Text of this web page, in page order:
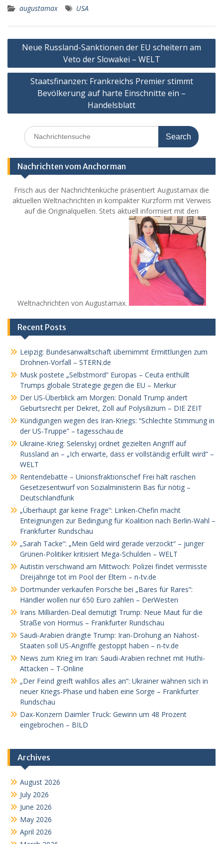
augustamax USA
Post
Neue Russland-Sanktionen der EU scheitern am
Veto der Slowakei – WELT
Staatsfinanzen: Frankreichs Premier stimmt
Bevölkerung auf harte Einschnitte ein –
Handelsblatt
Search
for:
Nachrichten vom Anchorman
Frisch aus der Nachrichtenküche präsentiert Augustamax die
aktuellen Weltnachrichten in kompakter Kurzform mit Verweis
auf die Originalquellen. Stets aktuell informiert mit den
Weltnachrichten von Augustamax.
Recent Posts
Leipzig: Bundesanwaltschaft übernimmt Ermittlungen zum
Drohnen-Vorfall – STERN.de
Musk postete „Selbstmord“ Europas – Ceuta enthüllt
Trumps globale Strategie gegen die EU – Merkur
Der US-Überblick am Morgen: Donald Trump ändert
Geburtsrecht per Dekret, Zoll auf Polysilizium – DIE ZEIT
Kündigungen wegen des Iran-Kriegs: “Schlechte Stimmung in
der US-Truppe” – tagesschau.de
Ukraine-Krieg: Selenskyj ordnet gezielten Angriff auf
Russland an – „Ich erwarte, dass er vollständig erfüllt wird“ –
WELT
Rentendebatte – Unionsfraktionschef Frei hält raschen
Gesetzesentwurf von Sozialministerin Bas für nötig –
Deutschlandfunk
„Überhaupt gar keine Frage“: Linken-Chefin macht
Enteignungen zur Bedingung für Koalition nach Berlin-Wahl –
Frankfurter Rundschau
„Sarah Tacke“: „Mein Geld wird gerade verzockt“ – junger
Grünen-Politiker kritisiert Mega-Schulden – WELT
Autistin verschwand am Mittwoch: Polizei findet vermisste
Dreijährige tot im Pool der Eltern – n-tv.de
Dortmunder verkaufen Porsche bei „Bares für Rares“:
Händler wollen nur 650 Euro zahlen – DerWesten
Irans Milliarden-Deal demütigt Trump: Neue Maut für die
Straße von Hormus – Frankfurter Rundschau
Saudi-Arabien drängte Trump: Iran-Drohung an Nahost-
Staaten soll US-Angriffe gestoppt haben – n-tv.de
News zum Krieg im Iran: Saudi-Arabien rechnet mit Huthi-
Attacken – T-Online
„Der Feind greift wahllos alles an“: Ukrainer wähnen sich in
neuer Kriegs-Phase und haben eine Sorge – Frankfurter
Rundschau
Dax-Konzern Daimler Truck: Gewinn um 48 Prozent
eingebrochen – BILD
Archives
August 2026
July 2026
June 2026
May 2026
April 2026